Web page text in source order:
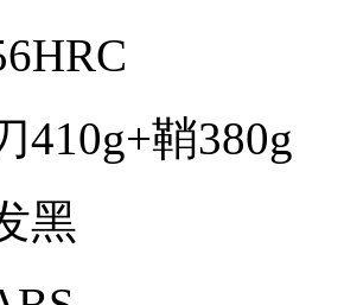
410g+鞘380g
黑